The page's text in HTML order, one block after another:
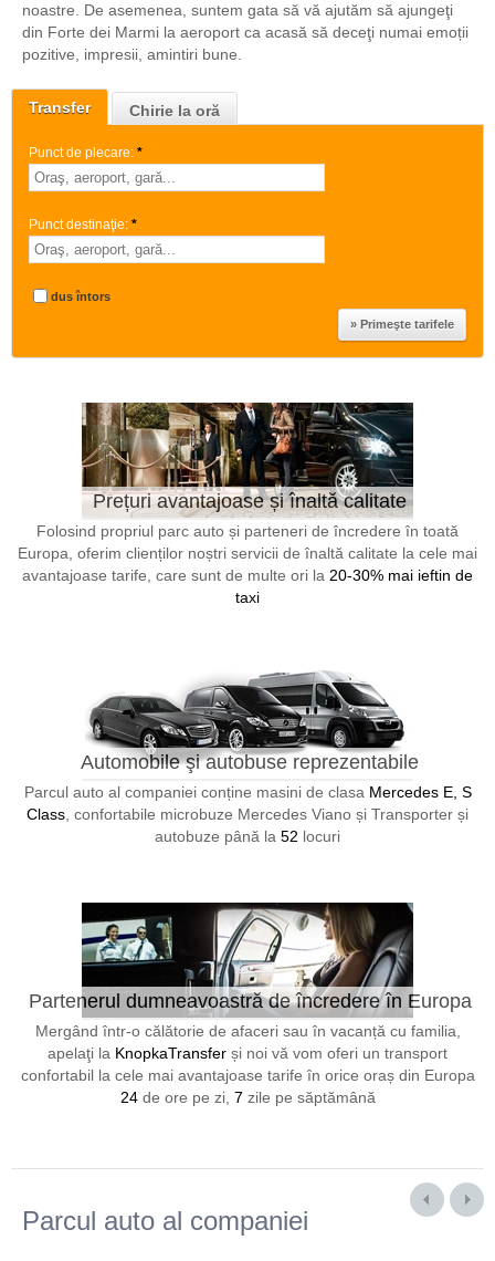
Transfer Chirie la oră
Punct de plecare: *
Punct destinaţie: *
dus întors
Prețuri avantajoase și înaltă calitate
Folosind propriul parc auto și parteneri de încredere în toată
Europa, oferim clienților noștri servicii de înaltă calitate la cele mai
avantajoase tarife, care sunt de multe ori la 20-30% mai ieftin de
taxi
Automobile şi autobuse reprezentabile
Parcul auto al companiei conține masini de clasa Mercedes E, S
Class , confortabile microbuze Mercedes Viano și Transporter și
autobuze până la 52 locuri
Partenerul dumneavoastră de încredere în Europa
24/7
Mergând într-o călătorie de afaceri sau în vacanță cu familia,
apelaţi la KnopkaTransfer și noi vă vom oferi un transport
confortabil la cele mai avantajoase tarife în orice oraș din Europa
24de ore pe zi, 7 zile pe săptămână
noastre. De asemenea, suntem gata să vă ajutăm să ajungeţi
din Forte dei Marmi la aeroport ca acasă să deceţi numai emoții
pozitive, impresii, amintiri bune.
Parcul auto al companiei